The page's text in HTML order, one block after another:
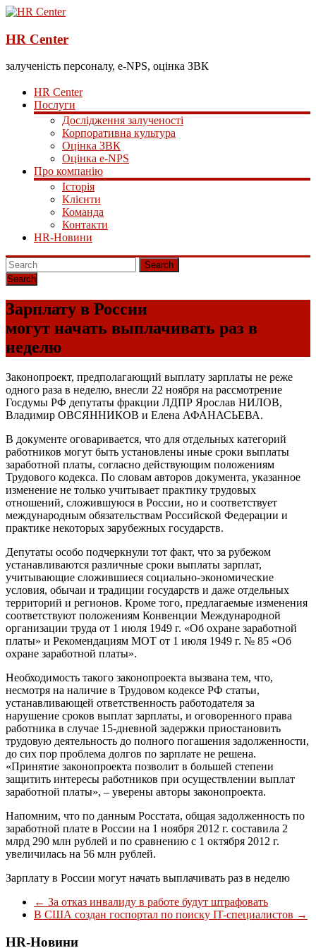
HR Center
залученість персоналу, e-NPS, оцінка ЗВК
HR Center
Послуги
Дослідження залученості
Корпоративна культура
Оцінка ЗВК
Оцінка e-NPS
Про компанію
Історія
Клієнти
Команда
Контакти
HR-Новини
Search
Зарплату в России
могут начать выплачивать раз в
неделю
Законопроект, предполагающий выплату зарплаты не реже
одного раза в неделю, внесли 22 ноября на рассмотрение
Госдумы РФ депутаты фракции ЛДПР Ярослав НИЛОВ,
Владимир ОВСЯННИКОВ и Елена АФАНАСЬЕВА.
В документе оговаривается, что для отдельных категорий
работников могут быть установлены иные сроки выплаты
заработной платы, согласно действующим положениям
Трудового кодекса. По словам авторов документа, указанное
изменение не только учитывает практику трудовых
отношений, сложившуюся в России, но и соответствует
международным обязательствам Российской Федерации и
практике некоторых зарубежных государств.
Депутаты особо подчеркнули тот факт, что за рубежом
устанавливаются различные сроки выплаты зарплат,
учитывающие сложившиеся социально-экономические
условия, обычаи и традиции государств и даже отдельных
территорий и регионов. Кроме того, предлагаемые изменения
соответствуют положениям Конвенции Международной
организации труда от 1 июля 1949 г. «Об охране заработной
платы» и Рекомендациям МОТ от 1 июля 1949 г. № 85 «Об
охране заработной платы».
Необходимость такого законопроекта вызвана тем, что,
несмотря на наличие в Трудовом кодексе РФ статьи,
устанавливающей ответственность работодателя за
нарушение сроков выплат зарплаты, и оговоренного права
работника в случае 15-дневной задержки приостановить
трудовую деятельность до полного погашения задолженности,
до сих пор проблема долгов по зарплате не решена.
«Принятие законопроекта позволит в большей степени
защитить интересы работников при осуществлении выплат
заработной платы», – уверены авторы законопроекта.
Напомним, что по данным Росстата, общая задолженность по
заработной плате в России на 1 ноября 2012 г. составила 2
млрд 290 млн рублей и по сравнению с 1 октября 2012 г.
увеличилась на 56 млн рублей.
Зарплату в России могут начать выплачивать раз в неделю
← За отказ инвалиду в работе будут штрафовать
В США создан госпортал по поиску IT-специалистов →
HR-Новини